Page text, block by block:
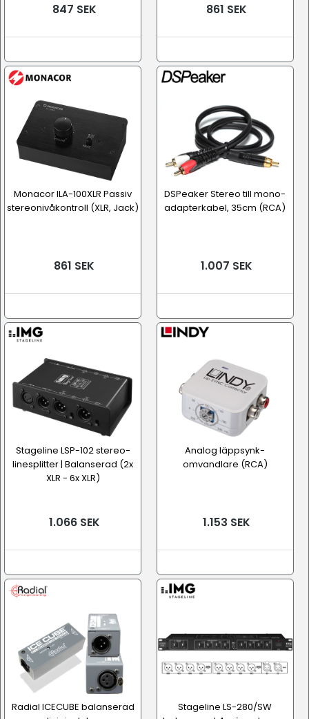
847 SEK 861 SEK
Monacor ILA-100XLR Passiv
stereonivåkontroll (XLR, Jack)
861 SEK
DSPeaker Stereo till mono-
adapterkabel, 35cm (RCA)
1.007 SEK
Stageline LSP-102 stereo-
linesplitter | Balanserad (2x
XLR - 6x XLR)
1.066 SEK
Analog läppsynk-
omvandlare (RCA)
1.153 SEK
Radial ICECUBE balanserad
Stageline LS-280/SW